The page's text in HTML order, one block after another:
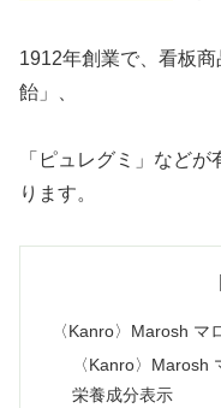
1912年創業で、看板
飴」、
「ピュレグミ」など
ります。
〈Kanro〉Marosh
〈Kanro〉
栄養成分表示